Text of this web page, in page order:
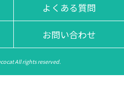
よくある質問
お問い合わせ
All rights reserved.